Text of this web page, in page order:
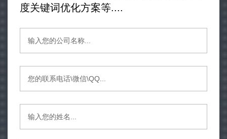
度关键词优化方案等....